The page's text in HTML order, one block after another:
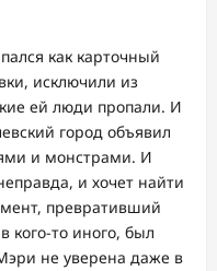
как карточный
исключили из
ей люди пропали. И
город объявил
и монстрами. И
и хочет найти
превративший
кого-то иного, был
не уверена даже в